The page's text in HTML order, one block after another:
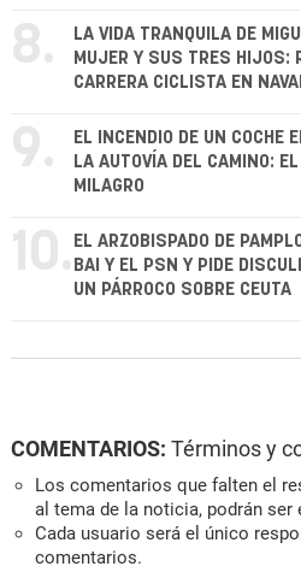
8.
LA VIDA TRANQUILA DE
MUJER Y SUS TRES HIJOS:
CARRERA CICLISTA EN
9.
EL INCENDIO DE UN COCHE
LA AUTOVÍA DEL CAMINO:
MILAGRO
10. EL ARZOBISPADO DE
BAI Y EL PSN Y PIDE
UN PÁRROCO SOBRE CEUTA
COMENTARIOS: Términos y
Los comentarios que falten el
al tema de la noticia, podrán ser
Cada usuario será el único
comentarios.